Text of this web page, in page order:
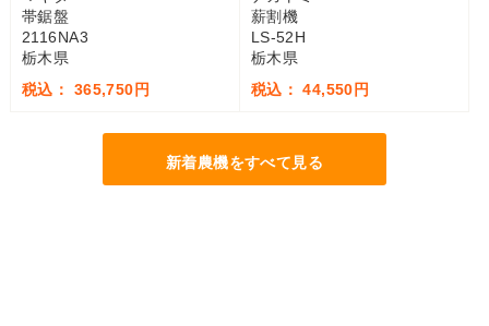
帯鋸盤
2116NA3
栃木県
税込： 365,750円
薪割機
LS-52H
栃木県
税込： 44,550円
新着農機をすべて見る